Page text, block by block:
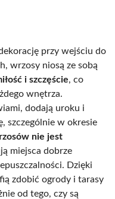
przy wejściu do
wrzosy niosą ze sobą
i szczęście, co
wnętrza.
dodają uroku i
szczególnie w okresie
nie jest
miejsca dobrze
Dzięki
zdobić ogrody i tarasy
od tego, czy są